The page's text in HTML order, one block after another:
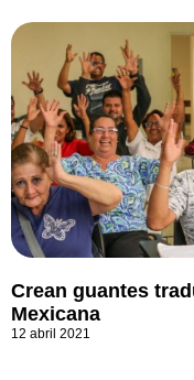
Crean guantes
Mexicana
12 abril 2021